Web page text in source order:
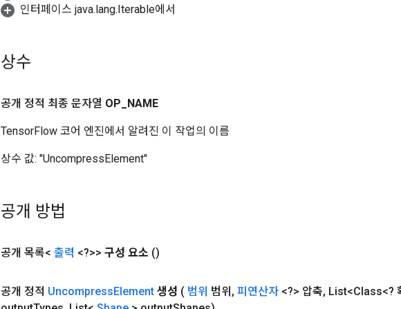
인터페이스 java.lang.Iterable에서
상수
공개 정적 최종 문자열 OP NAME
TensorFlow 코어 엔진에서 알려진 이 작업의 이름
상수 값: "UncompressElement"
공개 방법
공개 목록< 출력 <?>> 구성 요소 ()
공개 정적 UncompressElement 생성 ( 범위 범위 , 피연산자 <?> 압축, List<Class<?